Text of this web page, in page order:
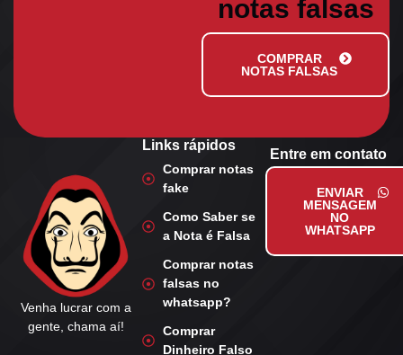
notas falsas
COMPRAR
NOTAS FALSAS
Venha lucrar com a
gente, chama aí!
Links rápidos
Comprar notas
fake
Como Saber se
a Nota é Falsa
Comprar notas
falsas no
whatsapp?
Comprar
Dinheiro Falso
Entre em contato
ENVIAR
MENSAGEM
NO
WHATSAPP